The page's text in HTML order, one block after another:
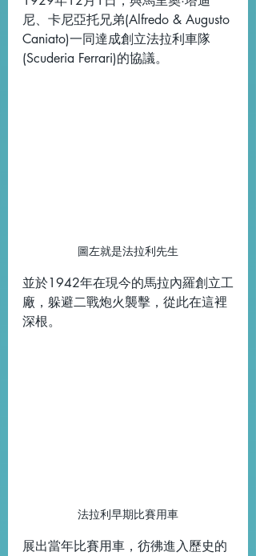
尼、卡尼亞托兄弟(Alfredo & Augusto
Caniato)一同達成創立法拉利車隊
(Scuderia Ferrari)的協議。
圖左就是法拉利先生
並於1942年在現今的馬拉內羅創立工
廠，躲避二戰炮火襲擊，從此在這裡
深根。
法拉利早期比賽用車
展出當年比賽用車，彷彿進入歷史的